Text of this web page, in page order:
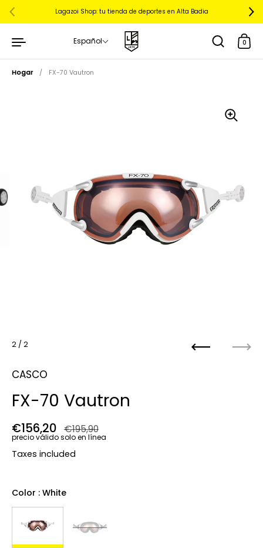
Lagazoi Shop: tu tienda de deportes en Alta Badia
Español 0
Hogar / FX-70 Vautron
FX-70 Vautron
CASCO
Precio regular
€156,20 Precio de venta
€195,90
precio válido solo en línea
Taxes included
Color : White
2 / 2
Anterior